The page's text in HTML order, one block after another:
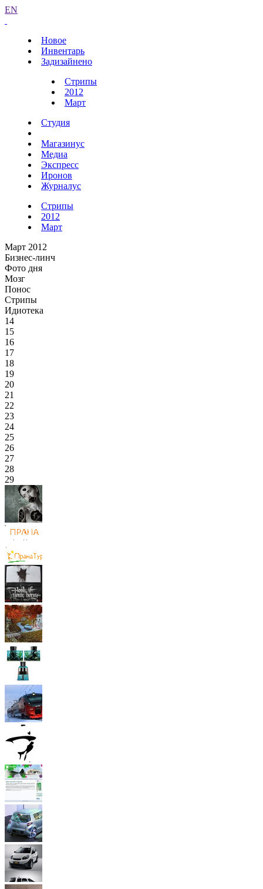
EN
Новое
Инвентарь
Задизайнено
Стрипы
2012
Март
Студия
Магазинус
Медиа
Экспресс
Иронов
Журналус
Стрипы
2012
Март
Март 2012
Бизнес-линч
Фото дня
Мозг
Понос
Стрипы
Идиотека
14
15
16
17
18
19
20
21
22
23
24
25
26
27
28
29